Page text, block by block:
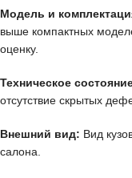
Модель и
выше компактных
оценку.
Техническое
отсутствие скрытых
Внешний вид: Вид
салона.